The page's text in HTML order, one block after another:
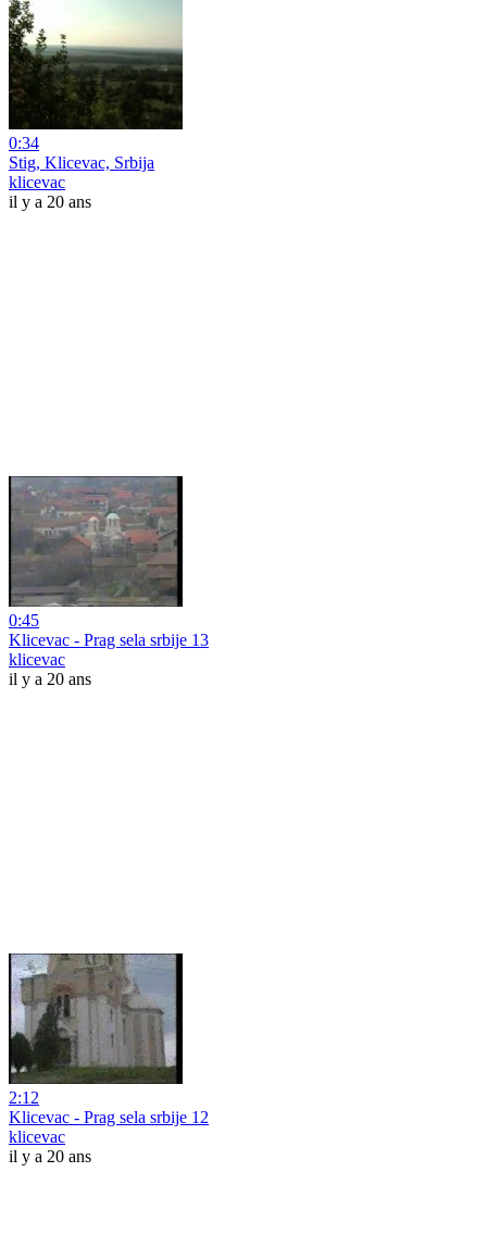
0:34
Stig, Klicevac, Srbija
klicevac
il y a 20 ans
0:45
Klicevac - Prag sela srbije 13
klicevac
il y a 20 ans
2:12
Klicevac - Prag sela srbije 12
klicevac
il y a 20 ans